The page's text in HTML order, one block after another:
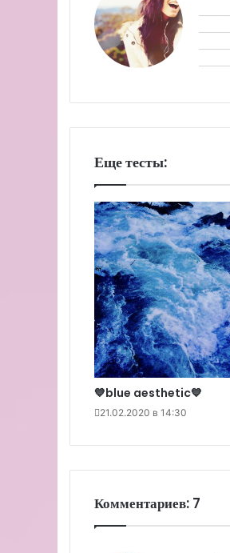
Еще тесты:
💙blue aesthetic💙
21.02.2020 в 14:30
Комментариев: 7